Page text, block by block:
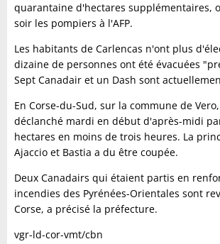
quarantaine d'hectares supplémentaires,
soir les pompiers à l'AFP.
Les habitants de Carlencas n'ont plus
dizaine de personnes ont été évacuées
Sept Canadair et un Dash sont
En Corse-du-Sud, sur la commune de
déclanché mardi en début d'après-midi
hectares en moins de trois heures. La
Ajaccio et Bastia a du être coupée.
Deux Canadairs qui étaient partis en
incendies des Pyrénées-Orientales sont
Corse, a précisé la préfecture.
vgr-ld-cor-vmt/cbn